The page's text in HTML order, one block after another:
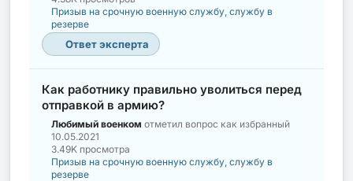
Призыв на срочную военную службу, службу в
резерве
Ответ эксперта
Как работнику правильно уволиться перед
отправкой в армию?
Любимый военком отметил вопрос как избранный
10.05.2021
3.49K просмотра
Призыв на срочную военную службу, службу в
резерве